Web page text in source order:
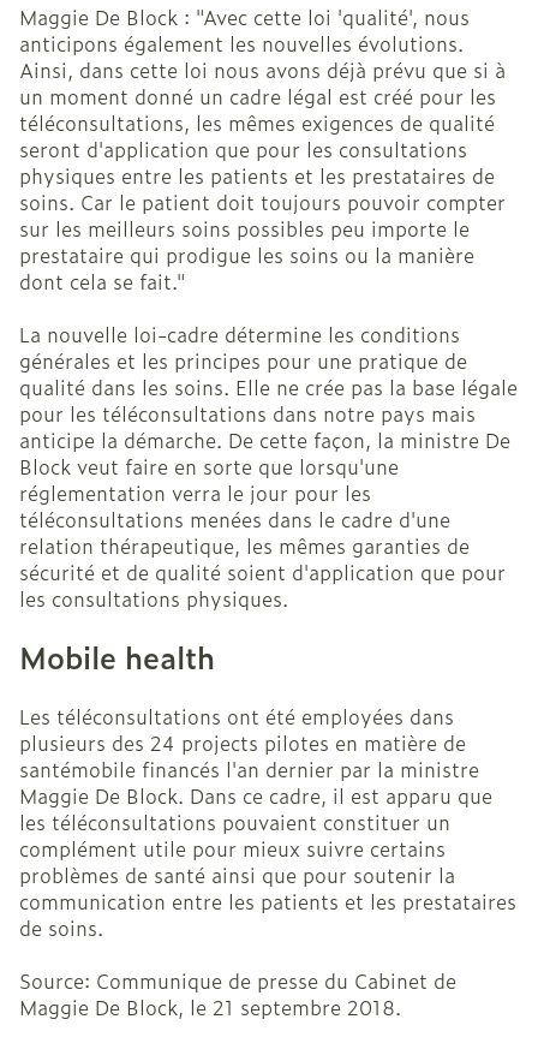
Maggie De Block : "Avec cette loi 'qualité', nous
anticipons également les nouvelles évolutions.
Ainsi, dans cette loi nous avons déjà prévu que si à
un moment donné un cadre légal est créé pour les
téléconsultations, les mêmes exigences de qualité
seront d'application que pour les consultations
physiques entre les patients et les prestataires de
soins. Car le patient doit toujours pouvoir compter
sur les meilleurs soins possibles peu importe le
prestataire qui prodigue les soins ou la manière
dont cela se fait."
La nouvelle loi-cadre détermine les conditions
générales et les principes pour une pratique de
qualité dans les soins. Elle ne crée pas la base légale
pour les téléconsultations dans notre pays mais
anticipe la démarche. De cette façon, la ministre De
Block veut faire en sorte que lorsqu'une
réglementation verra le jour pour les
téléconsultations menées dans le cadre d'une
relation thérapeutique, les mêmes garanties de
sécurité et de qualité soient d'application que pour
les consultations physiques.
Mobile health
Les téléconsultations ont été employées dans
plusieurs des 24 projects pilotes en matière de
santémobile financés l'an dernier par la ministre
Maggie De Block. Dans ce cadre, il est apparu que
les téléconsultations pouvaient constituer un
complément utile pour mieux suivre certains
problèmes de santé ainsi que pour soutenir la
communication entre les patients et les prestataires
de soins.
Source: Communique de presse du Cabinet de
Maggie De Block, le 21 septembre 2018.